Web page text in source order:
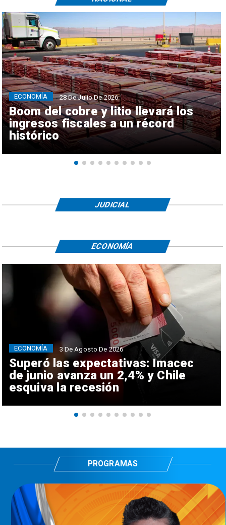
Boom del cobre y litio llevará los
ingresos fiscales a un récord
histórico
ECONOMÍA 28 De Julio De 2026
JUDICIAL
Superó las expectativas: Imacec
de junio avanza un 2,4% y Chile
esquiva la recesión
ECONOMÍA 3 De Agosto De 2026
ECONOMÍA
PROGRAMAS